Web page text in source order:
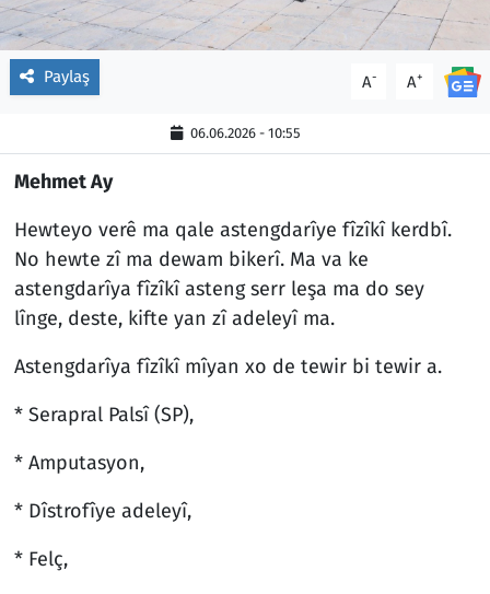
Paylaş A- A+
06.06.2026 - 10:55
Mehmet Ay
Hewteyo verê ma qale astengdarîye fîzîkî kerdbî.
No hewte zî ma dewam bikerî. Ma va ke
astengdarîya fîzîkî asteng serr leşa ma do sey
lînge, deste, kifte yan zî adeleyî ma.
Astengdarîya fîzîkî mîyan xo de tewir bi tewir a.
* Serapral Palsî (SP),
* Amputasyon,
* Dîstrofîye adeleyî,
* Felç,